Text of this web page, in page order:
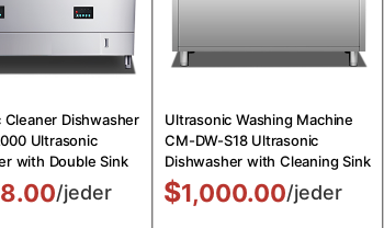
Cleaner Dishwasher
Ultrasonic
with Double Sink
/jeder
Ultrasonic Washing Machine
CM-DW-S18 Ultrasonic
Dishwasher with Cleaning Sink
$1,000.00/jeder